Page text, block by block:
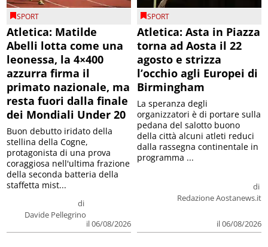
SPORT
Atletica: Matilde
Abelli lotta come una
leonessa, la 4×400
azzurra firma il
primato nazionale, ma
resta fuori dalla finale
dei Mondiali Under 20
di
Davide Pellegrino
il 06/08/2026
Buon debutto iridato della
stellina della Cogne,
protagonista di una prova
coraggiosa nell'ultima frazione
della seconda batteria della
staffetta mist...
SPORT
Atletica: Asta in Piazza
torna ad Aosta il 22
agosto e strizza
l’occhio agli Europei di
Birmingham
di
Redazione Aostanews.it
il 06/08/2026
La speranza degli
organizzatori è di portare sulla
pedana del salotto buono
della città alcuni atleti reduci
dalla rassegna continentale in
programma ...